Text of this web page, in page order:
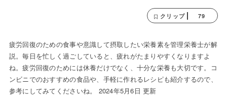
クリップ 79
疲労回復のための食事や意識して摂取したい栄養素を管理栄養士が解
説。毎日を忙しく過ごしていると、疲れがたまりやすくなりますよ
ね。疲労回復のためには休養だけでなく、十分な栄養も大切です。コ
ンビニでのおすすめの食品や、手軽に作れるレシピも紹介するので、
参考にしてみてくださいね。 2024年5月6日 更新